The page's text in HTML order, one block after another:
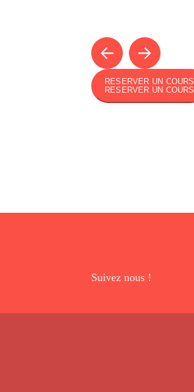
RESERVER UN COURS
RESERVER UN COURS
Suivez nous !